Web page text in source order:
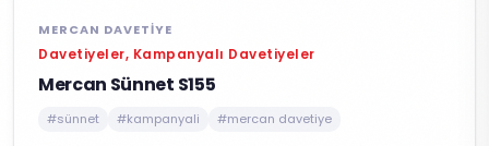
MERCAN DAVETIYE
Davetiyeler, Kampanyalı Davetiyeler
Mercan Sünnet S155
#sünnet #kampanyali #mercan davetiye